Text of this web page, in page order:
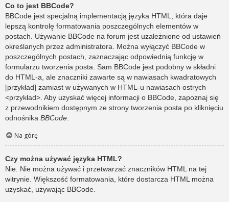
Co to jest BBCode?
BBCode jest specjalną implementacją języka HTML, która daje
lepszą kontrolę formatowania poszczególnych elementów w
postach. Używanie BBCode na forum jest uzależnione od ustawień
określanych przez administratora. Można wyłączyć BBCode w
poszczególnych postach, zaznaczając odpowiednią funkcję w
formularzu tworzenia posta. Sam BBCode jest podobny w składni
do HTML-a, ale znaczniki zawarte są w nawiasach kwadratowych
[przykład] zamiast w używanych w HTML-u nawiasach ostrych
<przykład>. Aby uzyskać więcej informacji o BBCode, zapoznaj się
z przewodnikiem dostępnym ze strony tworzenia posta po kliknięciu
odnośnika BBCode
Na górę
Czy można używać języka HTML?
Nie. Nie można używać i przetwarzać znaczników HTML na tej
witrynie. Większość formatowania, które dostarcza HTML można
uzyskać, używając BBCode.